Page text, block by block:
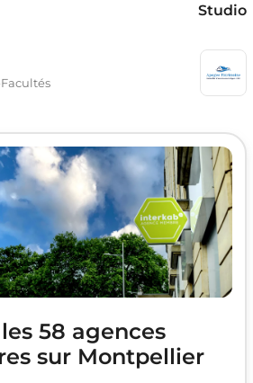
Studio
58 agences
sur Montpellier